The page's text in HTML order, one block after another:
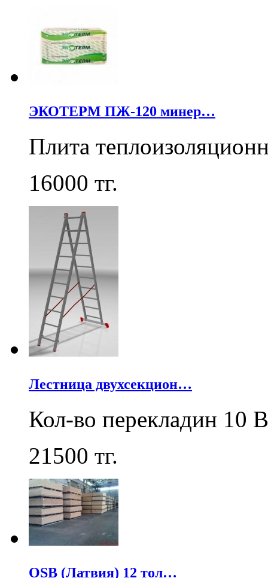
ЭКОТЕРМ ПЖ-120 минер…
Плита
16000 тг.
Лестница двухсекцион…
Кол-во перекладин 10
21500 тг.
OSB (Латвия) 12 тол…